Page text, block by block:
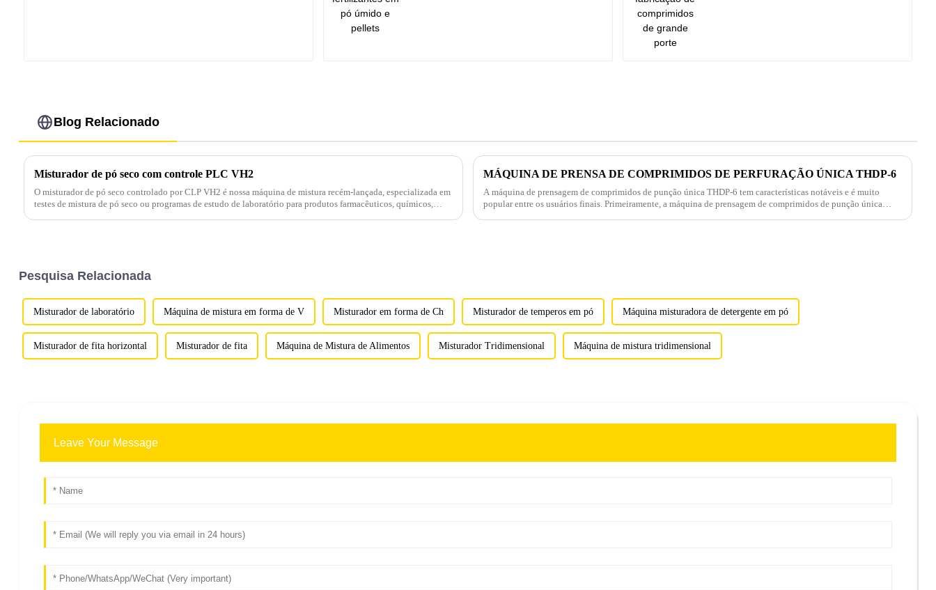
Blog Relacionado
Misturador de pó seco com controle PLC VH2
O misturador de pó seco controlado por CLP VH2 é nossa máquina de mistura recém-lançada, especializada em
testes de mistura de pó seco ou programas de estudo de laboratório para produtos farmacêuticos, químicos,
MÁQUINA DE PRENSA DE COMPRIMIDOS DE PERFURAÇÃO ÚNICA THDP-6
A máquina de prensagem de comprimidos de punção única THDP-6 tem características notáveis ​​e é muito
popular entre os usuários finais. Primeiramente, a máquina de prensagem de comprimidos de punção única
Pesquisa Relacionada
Misturador de laboratório Máquina de mistura em forma de V Misturador em forma de Ch Misturador de temperos em pó Máquina misturadora de detergente em pó
Misturador de fita horizontal Misturador de fita Máquina de Mistura de Alimentos Misturador Tridimensional Máquina de mistura tridimensional
Leave Your Message